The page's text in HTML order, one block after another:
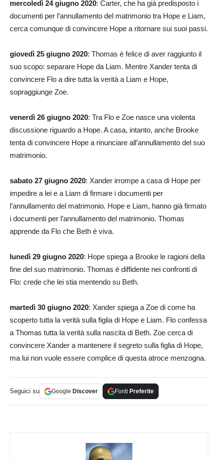
mercoledì 24 giugno 2020: Carter, che ha già predisposto i
documenti per l’annullamento del matrimonio tra Hope e Liam,
cerca comunque di convincere Hope a ritornare sui suoi passi.
giovedì 25 giugno 2020: Thomas è felice di aver raggiunto il
suo scopo: separare Hope da Liam. Mentre Xander tenta di
convincere Flo a dire tutta la verità a Liam e Hope,
sopraggiunge Zoe.
venerdì 26 giugno 2020: Tra Flo e Zoe nasce una violenta
discussione riguardo a Hope. A casa, intanto, anche Brooke
tenta di convincere Hope a rinunciare all’annullamento del suo
matrimonio.
sabato 27 giugno 2020: Xander irrompe a casa di Hope per
impedire a lei e a Liam di firmare i documenti per
l’annullamento del matrimonio. Hope e Liam, hanno già firmato
i documenti per l’annullamento del matrimonio. Thomas
apprende da Flo che Beth è viva.
lunedì 29 giugno 2020: Hope spiega a Brooke le ragioni della
fine del suo matrimonio. Thomas è diffidente nei confronti di
Flo: crede che lei stia mentendo su Beth.
martedì 30 giugno 2020: Xander spiega a Zoe di come ha
scoperto tutta la verità sulla figlia di Hope e Liam. Flo confessa
a Thomas tutta la verità sulla nascita di Beth. Zoe cerca di
convincere Xander a mantenere il segreto sulla figlia di Hope,
ma lui non vuole essere complice di questa atroce menzogna.
Seguici su Google Discover Fonti Preferite